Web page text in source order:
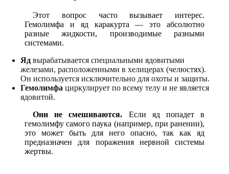
Этот вопрос часто вызывает интерес.
Гемолимфа и яд каракурта — это абсолютно
разные жидкости, производимые разными
системами.
Яд вырабатывается специальными ядовитыми
железами, расположенными в хелицерах (челюстях).
Он используется исключительно для охоты и защиты.
Гемолимфа циркулирует по всему телу и не является
ядовитой.
Они не смешиваются. Если яд попадет в
гемолимфу самого паука (например, при ранении),
это может быть для него опасно, так как яд
предназначен для поражения нервной системы
жертвы.